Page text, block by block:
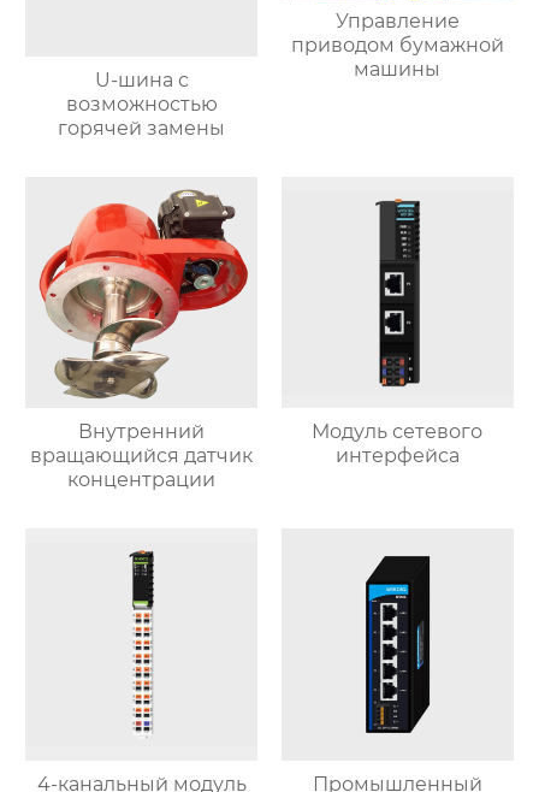
U-шина с
возможностью
горячей замены
Управление
приводом бумажной
машины
Внутренний
вращающийся датчик
концентрации
Модуль сетевого
интерфейса
4-канальный модуль
Промышленный